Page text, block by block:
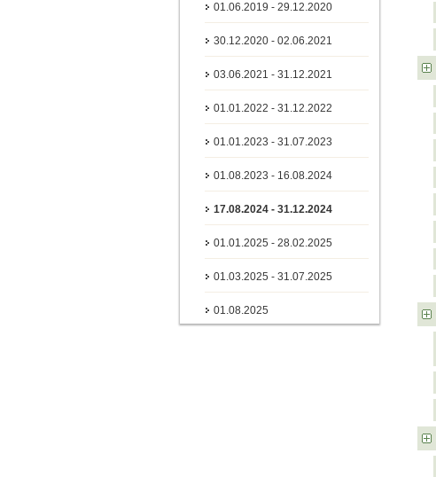
01.06.2019 - 29.12.2020
30.12.2020 - 02.06.2021
03.06.2021 - 31.12.2021
01.01.2022 - 31.12.2022
01.01.2023 - 31.07.2023
01.08.2023 - 16.08.2024
17.08.2024 - 31.12.2024
01.01.2025 - 28.02.2025
01.03.2025 - 31.07.2025
01.08.2025